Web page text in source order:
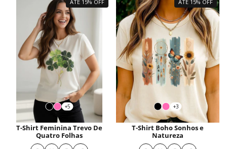
ATÉ 15% OFF
+5
T-Shirt Feminina Trevo De
Quatro Folhas
ATÉ 15% OFF
+3
T-Shirt Boho Sonhos e
Natureza